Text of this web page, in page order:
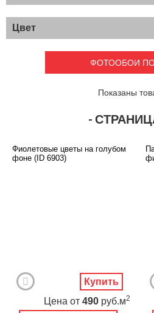
Хиты продаж
Детские
Карты
Еда и напитки
Цвет
ФОТООБОИ
Показаны
-
Фиолетовые цветы на голубом
фоне (ID 6903)
Цена от 490 руб.м2
Купить